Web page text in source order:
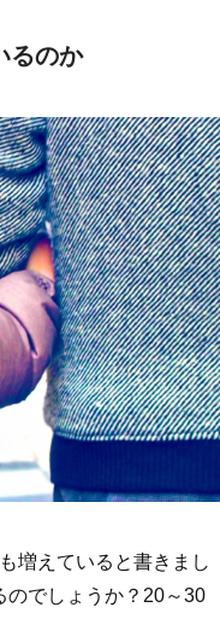
るのか
増えていると書きまし
のでしょうか？20～30